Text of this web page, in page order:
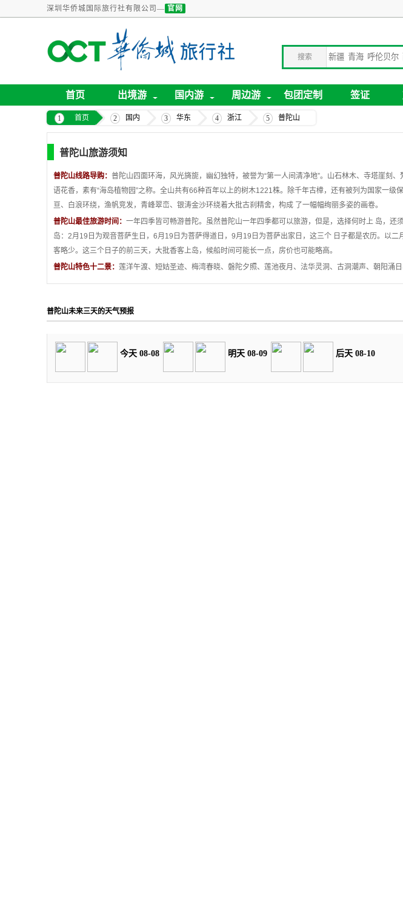
深圳华侨城国际旅行社有限公司— 官网
搜索
首页 出境游 国内游 周边游 包团定制 签证
首页 国内 华东 浙江 普陀山
普陀山旅游须知
普陀山线路导购： 普陀山四面环海，风光旖旎，幽幻独特，被誉为“第一人间清净地”。山石林木、寺塔崖刻、
语花香，素有“海岛植物园”之称。全山共有66种百年以上的树木1221株。除千年古樟，还有被列为国家一级
亘、白浪环绕，渔帆竞发，青峰翠峦、银涛金沙环绕着大批古刹精舍，构成 了一幅幅绚丽多姿的画卷。
普陀山最佳旅游时间： 一年四季皆可畅游普陀。虽然普陀山一年四季都可以旅游，但是，选择何时上 岛，还
岛： 2月 19 日为观音菩萨生日， 6月 19 日为菩萨得道日， 9月 19 日为菩萨出家日，这三个 日子都是农历。以
客略少。这三个日子的前三天，大批香客上岛，候船时间可能长一点，房价也可能略高。
普陀山特色十二景： 莲洋午渡、短姑圣迹、梅湾春晓、磐陀夕照、莲池夜月、法华灵洞、古洞潮声、朝阳涌
普陀山未来三天的天气预报
今天 08-08 明天 08-09 后天 08-10